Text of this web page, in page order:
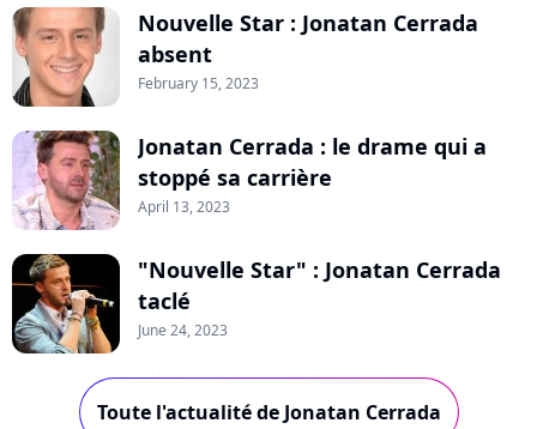
Nouvelle Star : Jonatan Cerrada
absent
February 15, 2023
Jonatan Cerrada : le drame qui a
stoppé sa carrière
April 13, 2023
"Nouvelle Star" : Jonatan Cerrada
taclé
June 24, 2023
Toute l'actualité de Jonatan Cerrada